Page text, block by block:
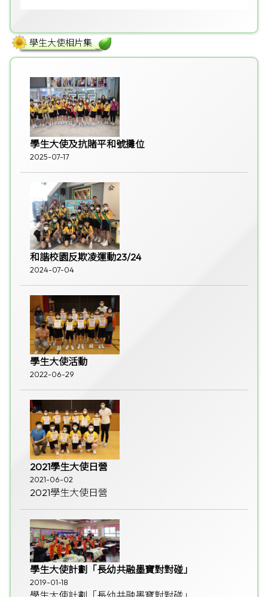
學生大使相片集
學生大使及抗賭平和號攤位
2025-07-17
和諧校園反欺凌運動23/24
2024-07-04
學生大使活動
2022-06-29
2021學生大使日營
2021-06-02
2021學生大使日營
學生大使計劃「長幼共融墨寶對對碰」
2019-01-18